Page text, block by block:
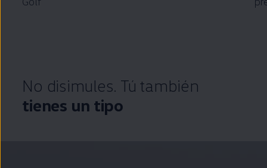
No disimules. Tú también
tienes un tipo